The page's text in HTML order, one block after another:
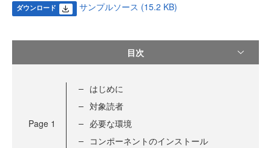
ダウンロード サンプルソース (15.2 KB)
目次
Page 1
はじめに
対象読者
必要な環境
コンポーネントのインストール